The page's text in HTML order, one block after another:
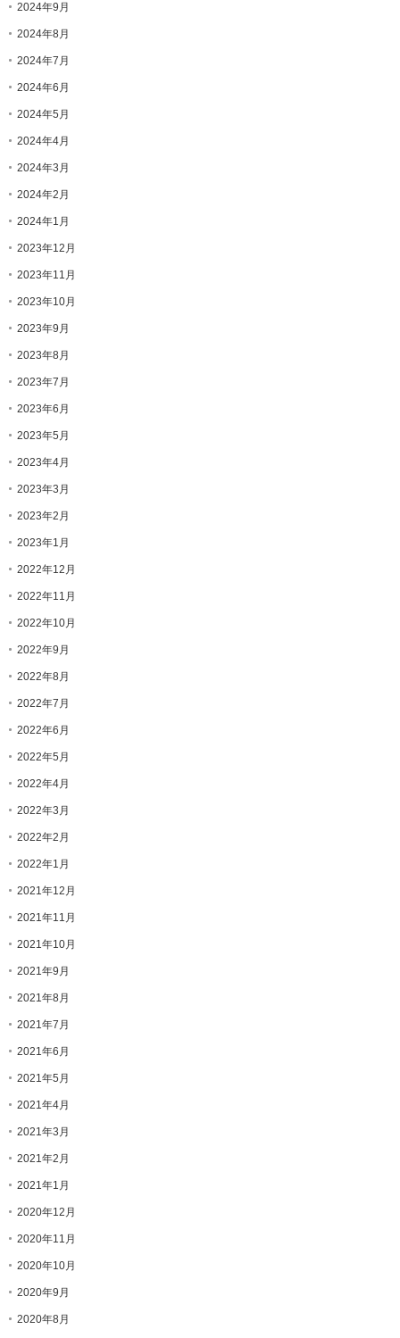
2024年9月
2024年8月
2024年7月
2024年6月
2024年5月
2024年4月
2024年3月
2024年2月
2024年1月
2023年12月
2023年11月
2023年10月
2023年9月
2023年8月
2023年7月
2023年6月
2023年5月
2023年4月
2023年3月
2023年2月
2023年1月
2022年12月
2022年11月
2022年10月
2022年9月
2022年8月
2022年7月
2022年6月
2022年5月
2022年4月
2022年3月
2022年2月
2022年1月
2021年12月
2021年11月
2021年10月
2021年9月
2021年8月
2021年7月
2021年6月
2021年5月
2021年4月
2021年3月
2021年2月
2021年1月
2020年12月
2020年11月
2020年10月
2020年9月
2020年8月